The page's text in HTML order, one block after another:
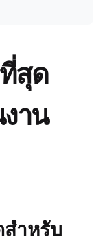
สุด
าน
สำหรับ